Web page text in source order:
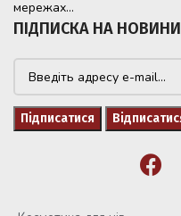
мережах...
ПІДПИСКА НА НОВИНИ